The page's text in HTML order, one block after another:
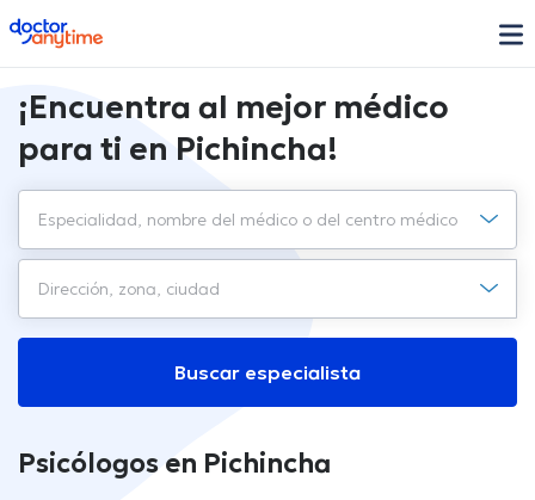
doctoranytime
¡Encuentra al mejor médico
para ti en Pichincha!
Buscar especialista
Psicólogos en Pichincha